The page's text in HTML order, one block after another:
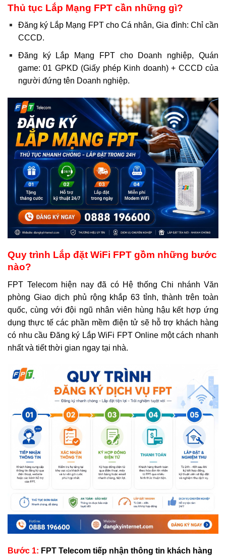
Thủ tục Lắp Mạng FPT cần những gì?
Đăng ký Lắp Mạng FPT cho Cá nhân, Gia đình: Chỉ cần
CCCD.
Đăng ký Lắp Mạng FPT cho Doanh nghiệp, Quán
game: 01 GPKD (Giấy phép Kinh doanh) + CCCD của
người đứng tên Doanh nghiệp.
Quy trình Lắp đặt WiFi FPT gồm những bước
nào?
FPT Telecom hiện nay đã có Hệ thống Chi nhánh Văn
phòng Giao dịch phủ rộng khắp 63 tỉnh, thành trên toàn
quốc, cùng với đội ngũ nhân viên hùng hậu kết hợp ứng
dụng thực tế các phần mềm điện tử sẽ hỗ trợ khách hàng
có nhu cầu Đăng ký Lắp WiFi FPT Online một cách nhanh
nhất và tiết thời gian ngay tại nhà.
Bước 1: FPT Telecom tiếp nhận thông tin khách hàng